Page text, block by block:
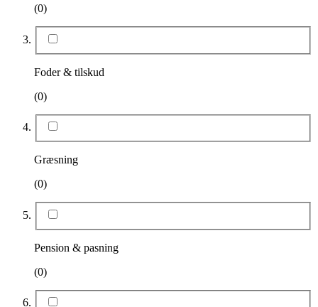
(0)
Foder & tilskud
(0)
Græsning
(0)
Pension & pasning
(0)